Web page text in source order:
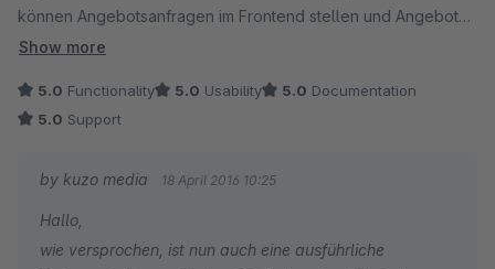
können Angebotsanfragen im Frontend stellen und Angebote
auch direkt im "Mein Konto"-Bereich akzeptieren und kaufen.
wohl in den nächsten Tagen.
Show more
5.0 Functionality 5.0 Usability 5.0 Documentation
5.0 Support
by kuzo media 18 April 2016 10:25
Hallo,
wie versprochen, ist nun auch eine ausführliche